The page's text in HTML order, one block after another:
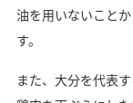
油を用いないこと
す。
また、大分を代表